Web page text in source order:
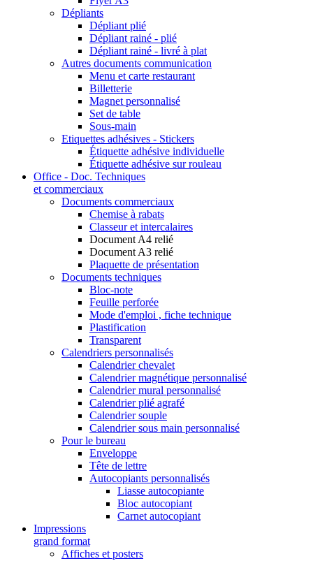
Dépliants
Dépliant plié
Dépliant rainé - plié
Dépliant rainé - livré à plat
Autres documents communication
Menu et carte restaurant
Billetterie
Magnet personnalisé
Set de table
Sous-main
Etiquettes adhésives - Stickers
Étiquette adhésive individuelle
Étiquette adhésive sur rouleau
Office - Doc. Techniques
et commerciaux
Documents commerciaux
Chemise à rabats
Classeur et intercalaires
Document A4 relié
Document A3 relié
Plaquette de présentation
Documents techniques
Bloc-note
Feuille perforée
Mode d'emploi , fiche technique
Plastification
Transparent
Calendriers personnalisés
Calendrier chevalet
Calendrier magnétique personnalisé
Calendrier mural personnalisé
Calendrier plié agrafé
Calendrier souple
Calendrier sous main personnalisé
Pour le bureau
Enveloppe
Tête de lettre
Autocopiants personnalisés
Liasse autocopiante
Bloc autocopiant
Carnet autocopiant
Impressions
grand format
Affiches et posters